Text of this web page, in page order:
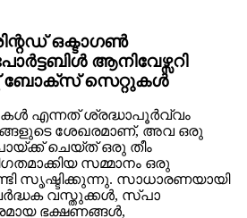
ഒക്ടാഗൺ
ആനിവേഴ്സറി
ബോക്സ് സെറ്റുകൾ
എന്നത് ശ്രദ്ധാപൂർവ്വം
ശേഖരമാണ്, അവ ഒരു
ചെയ്ത് ഒരു തീം
സമ്മാനം ഒരു
സൃഷ്ടിക്കുന്നു. സാധാരണയായി
വസ്തുക്കൾ, സ്പാ
ഭക്ഷണങ്ങൾ,